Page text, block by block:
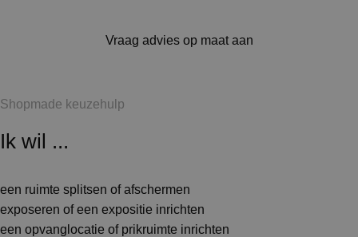
Vraag advies op maat aan
Shopmade keuzehulp
Ik wil ...
een ruimte splitsen of afschermen
exposeren of een expositie inrichten
een opvanglocatie of prikruimte inrichten